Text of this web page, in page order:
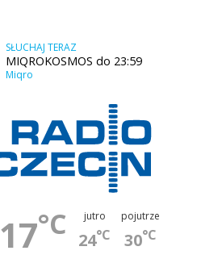
SŁUCHAJ TERAZ
MIQROKOSMOS do 23:59
Miqro
17°C jutro
24°C
pojutrze
30°C